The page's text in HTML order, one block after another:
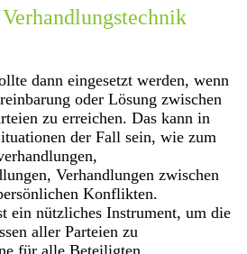
dann eingesetzt werden, wenn
oder Lösung zwischen
zu erreichen. Das kann in
der Fall sein, wie zum
Verhandlungen zwischen
Konflikten.
ein nützliches Instrument, um die
aller Parteien zu